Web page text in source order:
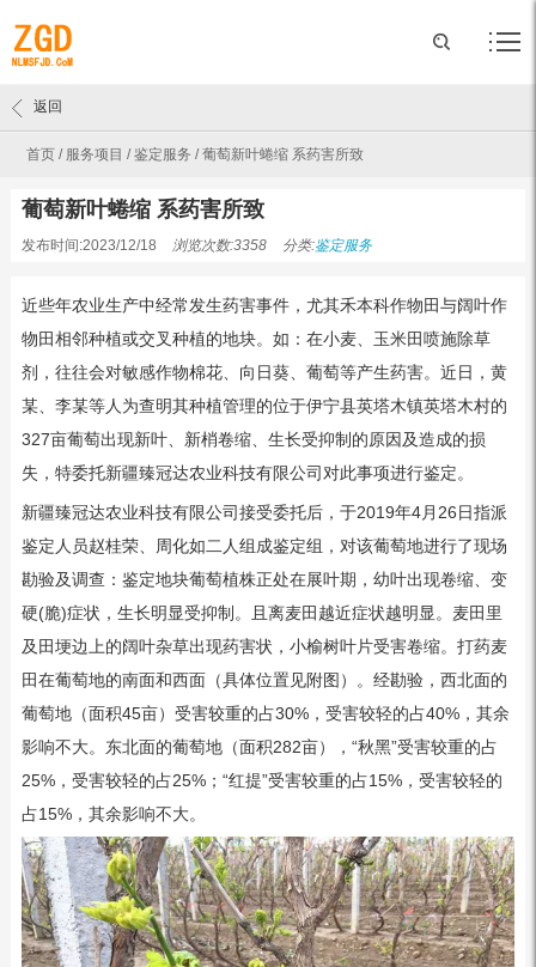
首页 / 服务项目 /鉴定服务 /葡萄新叶蜷缩 系药害所致
返回
葡萄新叶蜷缩 系药害所致
发布时间:2023/12/18 浏览次数:3358 分类:鉴定服务
近些年农业生产中经常发生药害事件，尤其禾本科作物田与阔叶作
物田相邻种植或交叉种植的地块。如：在小麦、玉米田喷施除草
剂，往往会对敏感作物棉花、向日葵、葡萄等产生药害。近日，黄
某、李某等人为查明其种植管理的位于伊宁县英塔木镇英塔木村的
327亩葡萄出现新叶、新梢卷缩、生长受抑制的原因及造成的损
失，特委托新疆臻冠达农业科技有限公司对此事项进行鉴定。
新疆臻冠达农业科技有限公司接受委托后，于2019年4月26日指派
鉴定人员赵桂荣、周化如二人组成鉴定组，对该葡萄地进行了现场
勘验及调查：鉴定地块葡萄植株正处在展叶期，幼叶出现卷缩、变
硬(脆)症状，生长明显受抑制。且离麦田越近症状越明显。麦田里
及田埂边上的阔叶杂草出现药害状，小榆树叶片受害卷缩。打药麦
田在葡萄地的南面和西面（具体位置见附图）。经勘验，西北面的
葡萄地（面积45亩）受害较重的占30%，受害较轻的占40%，其余
影响不大。东北面的葡萄地（面积282亩），“秋黑”受害较重的占
25%，受害较轻的占25%；“红提”受害较重的占15%，受害较轻的
占15%，其余影响不大。